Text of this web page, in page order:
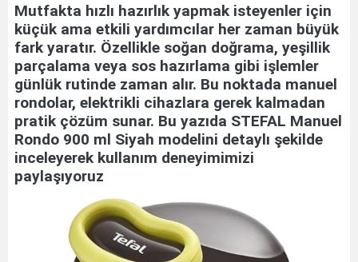
Mutfakta hızlı hazırlık yapmak isteyenler için
küçük ama etkili yardımcılar her zaman büyük
fark yaratır. Özellikle soğan doğrama, yeşillik
parçalama veya sos hazırlama gibi işlemler
günlük rutinde zaman alır. Bu noktada manuel
rondolar, elektrikli cihazlara gerek kalmadan
pratik çözüm sunar. Bu yazıda STEFAL Manuel
Rondo 900 ml Siyah modelini detaylı şekilde
inceleyerek kullanım deneyimimizi
paylaşıyoruz